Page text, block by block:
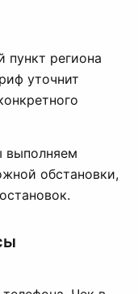
региона
уточнит
выполняем
обстановки,